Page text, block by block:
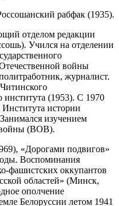
рабфак (1935).
отделом редакции
Учился на отделении
войны
журналист.
института (1953). С 1970
истории
изучением
войны (ВОВ).
«Дорогами подвигов»
Воспоминания
фашистских оккупантов
областей» (Минск,
ополчение
Белоруссии летом 1941